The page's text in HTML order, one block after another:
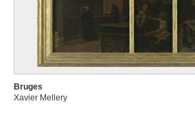
Bruges
Xavier Mellery